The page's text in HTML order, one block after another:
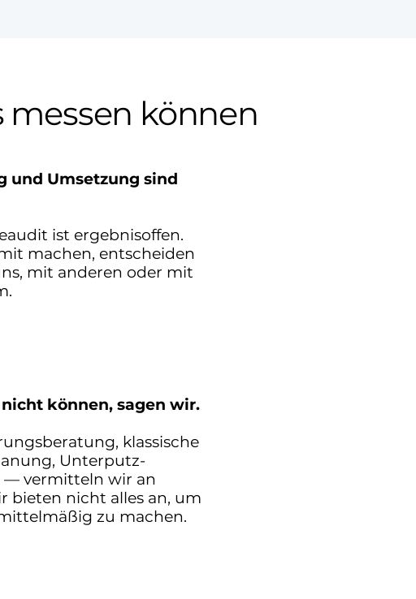
messen können
und Umsetzung sind
ist ergebnisoffen.
machen, entscheiden
mit anderen oder mit
können, sagen wir.
klassische
Unterputz-
— vermitteln wir an
bieten nicht alles an, um
zu machen.